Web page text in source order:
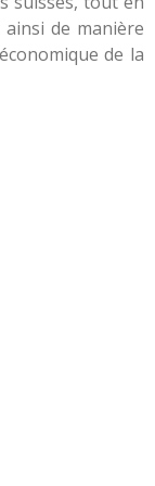
de manière
de la